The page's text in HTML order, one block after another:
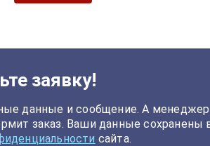
заявку!
данные и сообщение. А
заказ. Ваши данные сохранены
сайта.